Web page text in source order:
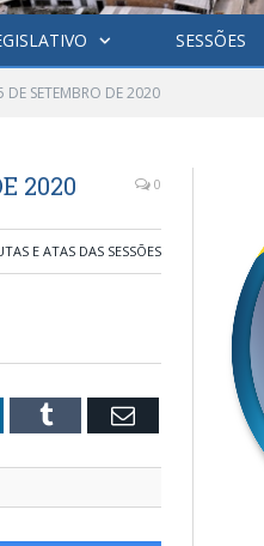
SESSÕES
DE SETEMBRO DE 2020
2020 0
E ATAS DAS SESSÕES
Tumblr Email